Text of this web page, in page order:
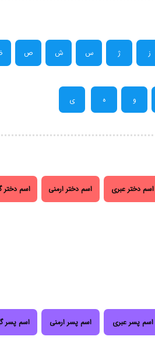
ز ژ س ش ص
و ه ی
اسم دختر عبری اسم دختر ارمنی اسم دختر
اسم پسر عبری اسم پسر ارمنی اسم پسر